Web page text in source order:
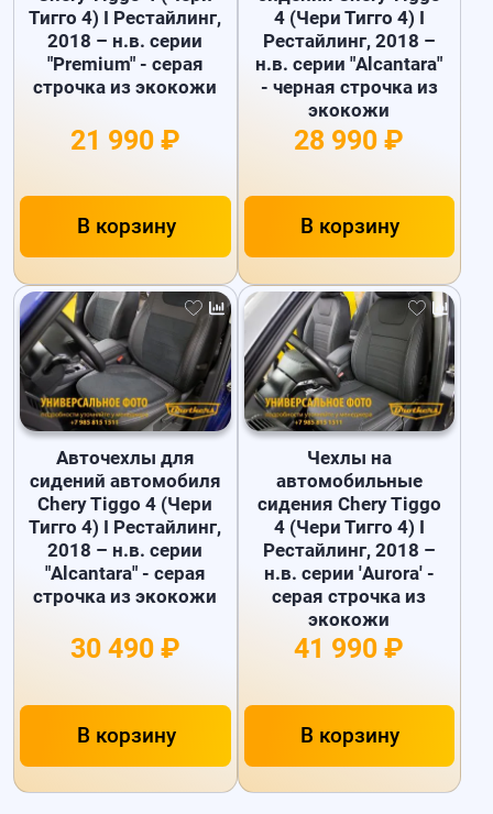
Тигго 4) I Рестайлинг,
2018 – н.в. серии
"Premium" - серая
строчка из экокожи
21 990 ₽
В корзину
4 (Чери Тигго 4) I
Рестайлинг, 2018 –
н.в. серии "Alcantara"
- черная строчка из
экокожи
28 990 ₽
В корзину
Авточехлы для
сидений автомобиля
Chery Tiggo 4 (Чери
Тигго 4) I Рестайлинг,
2018 – н.в. серии
"Alcantara" - серая
строчка из экокожи
30 490 ₽
В корзину
Чехлы на
автомобильные
сидения Chery Tiggo
4 (Чери Тигго 4) I
Рестайлинг, 2018 –
н.в. серии 'Aurora' -
серая строчка из
экокожи
41 990 ₽
В корзину